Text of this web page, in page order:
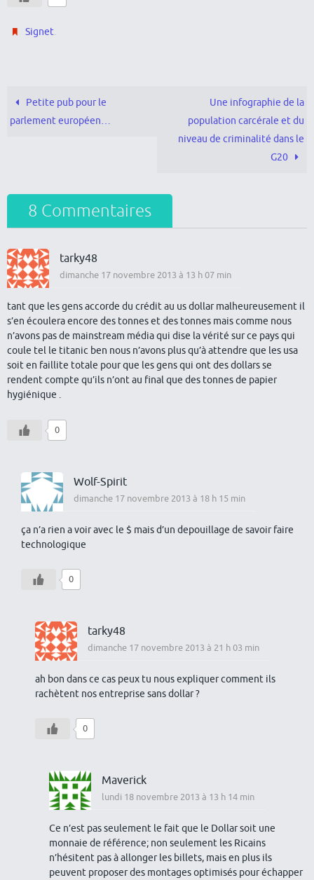
Signet.
Petite pub pour le
parlement européen…
Une infographie de la
population carcérale et du
niveau de criminalité dans le
G20
8 Commentaires
tarky48
dimanche 17 novembre 2013 à 13 h 07 min
tant que les gens accorde du crédit au us dollar malheureusement il
s’en écoulera encore des tonnes et des tonnes mais comme nous
n’avons pas de mainstream média qui dise la vérité sur ce pays qui
coule tel le titanic ben nous n’avons plus qu’à attendre que les usa
soit en faillite totale pour que les gens qui ont des dollars se
rendent compte qu’ils n’ont au final que des tonnes de papier
hygiénique .
0
Wolf-Spirit
dimanche 17 novembre 2013 à 18 h 15 min
ça n’a rien a voir avec le $ mais d’un depouillage de savoir faire
technologique
0
tarky48
dimanche 17 novembre 2013 à 21 h 03 min
ah bon dans ce cas peux tu nous expliquer comment ils
rachètent nos entreprise sans dollar ?
0
Maverick
lundi 18 novembre 2013 à 13 h 14 min
Ce n’est pas seulement le fait que le Dollar soit une
monnaie de référence; non seulement les Ricains
n’hésitent pas à allonger les billets, mais en plus ils
peuvent proposer des montages optimisés pour échapper